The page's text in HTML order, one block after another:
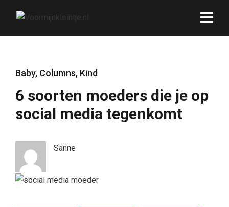
Baby, Columns, Kind
6 soorten moeders die je op
social media tegenkomt
Sanne